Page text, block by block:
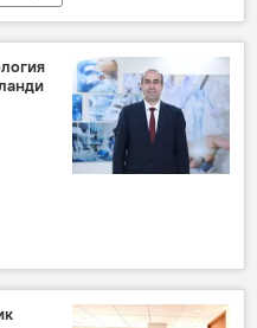
Россиянинг Донбассдаги махсус ҳарбий операцияси